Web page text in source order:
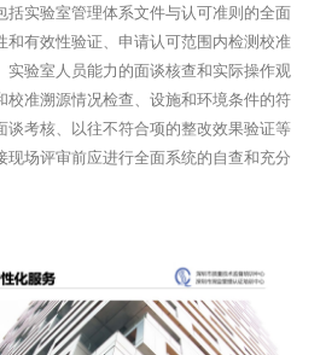
括实验室管理体系文件与认可准则的全面
和有效性验证、申请认可范围内检测校准
实验室人员能力的面谈核查和实际操作观
校准溯源情况检查、设施和环境条件的符
谈考核、以往不符合项的整改效果验证等
现场评审前应进行全面系统的自查和充分